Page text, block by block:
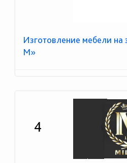
Изготовление мебели на
М»
4